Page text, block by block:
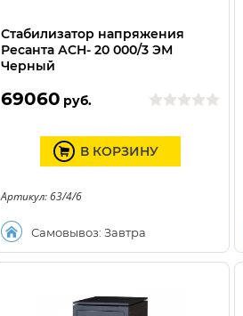
Стабилизатор напряжения
Ресанта АСН- 20 000/3 ЭМ
Черный
69060 руб.
Самовывоз: Завтра
В КОРЗИНУ
Артикул: 63/4/6